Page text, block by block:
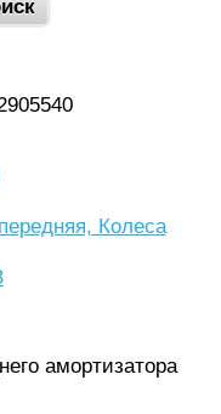
Колеса
амортизатора